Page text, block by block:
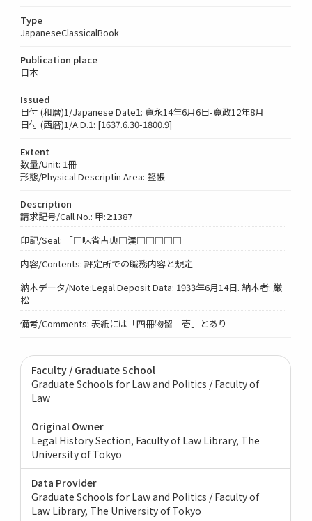
Type
JapaneseClassicalBook
Publication place
日本
Issued
日付 (和暦)1/Japanese Date1: 寛永14年6月6日-寛政12年8月
日付 (西暦)1/A.D.1: [1637.6.30-1800.9]
Extent
数量/Unit: 1冊
形態/Physical Descriptin Area: 竪帳
Description
請求記号/Call No.: 甲:2:1387
印記/Seal: 「□味省古典□漢□□□□□」
内容/Contents: 評定所での職務内容と規定
納本データ/Note:Legal Deposit Data: 1933年6月14日. 納本者: 厳
松
備考/Comments: 表紙には「四冊物留 壱」とあり
Faculty / Graduate School
Graduate Schools for Law and Politics / Faculty of
Law
Original Owner
Legal History Section, Faculty of Law Library, The
University of Tokyo
Data Provider
Graduate Schools for Law and Politics / Faculty of
Law Library, The University of Tokyo